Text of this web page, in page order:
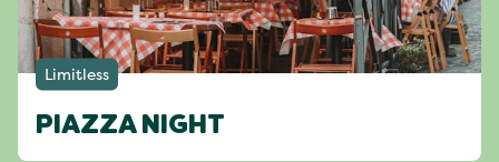
Limitless
PIAZZA NIGHT